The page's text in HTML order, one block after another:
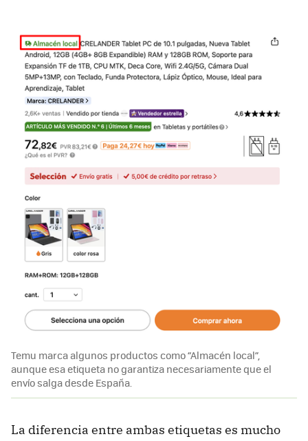
Temu marca algunos productos como “Almacén local”,
aunque esa etiqueta no garantiza necesariamente que el
envío salga desde España.
La diferencia entre ambas etiquetas es mucho